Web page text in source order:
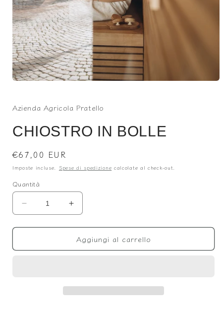
1
modale
Azienda Agricola Pratello
CHIOSTRO IN BOLLE
Prezzo
di
€67,00 EUR
Imposte incluse. Spese di spedizione calcolate al check-out.
Quantità
Diminuisci
quantità
per
IN
Aumenta
quantità
per
CHIOSTRO
IN
Aggiungi al carrello